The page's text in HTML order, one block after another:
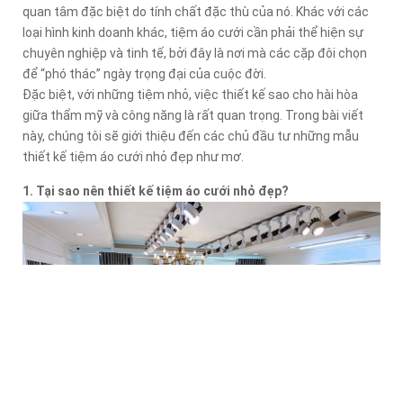
quan tâm đặc biệt do tính chất đặc thù của nó. Khác với các
loại hình kinh doanh khác, tiệm áo cưới cần phải thể hiện sự
chuyên nghiệp và tinh tế, bởi đây là nơi mà các cặp đôi chọn
để “phó thác” ngày trọng đại của cuộc đời.
Đặc biệt, với những tiệm nhỏ, việc thiết kế sao cho hài hòa
giữa thẩm mỹ và công năng là rất quan trọng. Trong bài viết
này, chúng tôi sẽ giới thiệu đến các chủ đầu tư những mẫu
thiết kế tiệm áo cưới nhỏ đẹp như mơ.
1. Tại sao nên thiết kế tiệm áo cưới nhỏ đẹp?